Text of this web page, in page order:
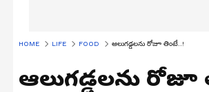
HOME LIFE FOOD ఆలుగడ్డలను రోజూ తింటే..!
ఆలుగడ్డలను రోజూ